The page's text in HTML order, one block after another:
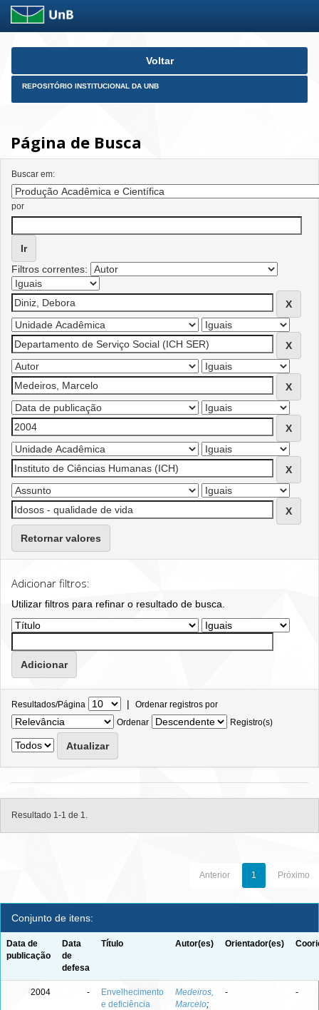
Skip
Voltar
REPOSITÓRIO INSTITUCIONAL DA UNB
Página de Busca
Buscar em:
por
Filtros correntes:
Retornar valores
Adicionar filtros:
Utilizar filtros para refinar o resultado de busca.
Resultados/Página | Ordenar registros por
Ordenar
Registro(s)
Resultado 1-1 de 1.
Anterior 1 Próximo
Conjunto de itens:
Data de
publicação
Data
de
defesa
Título Autor(es) Orientador(es)
2004 -
Envelhecimento
e deficiência
Medeiros,
Marcelo;
- -